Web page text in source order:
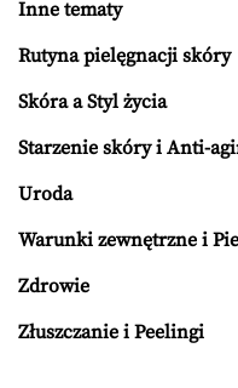
Inne tematy
Rutyna pielęgnacji skóry
Skóra a Styl życia
Starzenie skóry i Anti-
Uroda
Warunki zewnętrzne i
Zdrowie
Złuszczanie i Peelingi